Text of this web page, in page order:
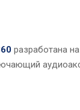
разработана